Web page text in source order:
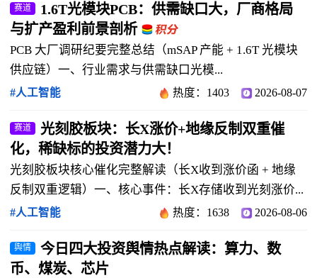
赛道
1.6T光模块PCB：供需缺口大，厂商格局
与扩产盈利前景剖析
PCB 大厂调研纪要完整总结（mSAP 产能 + 1.6T 光模块
供应链）一、行业需求与供需缺口光模...
#人工智能 热度：1403 2026-08-07
赛道
光刻胶板块：长X涨价+地缘反制双重催
化，稀缺标的投资潜力大！
光刻胶板块核心催化完整解读（长X收到涨价函 + 地缘
反制双重逻辑）一、核心事件：长X存储收到光刻涨价...
#人工智能 热度：1638 2026-08-06
舆情
今日四大投资舆情热点解读：算力、数
币、煤炭、芯片